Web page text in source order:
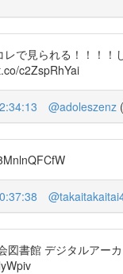
レで見られる！！！！
c2ZspRhYai
@adoleszenz (
図書館 デジタルアー